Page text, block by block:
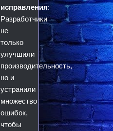
исправления:
Разработчики
не
только
улучшили
производительность,
но и
устранили
множество
ошибок,
чтобы